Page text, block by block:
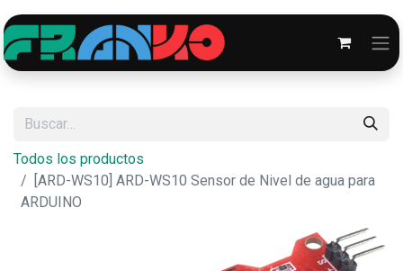
Todos los productos
[ARD-WS10] ARD-WS10 Sensor de Nivel de agua para
ARDUINO